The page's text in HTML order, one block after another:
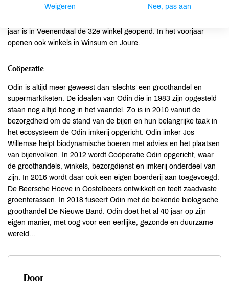
eerste eigen winkels die de tas verkopen. Het aantal winkels van
jaar is in Veenendaal de 32e winkel geopend. In het voorjaar
openen ook winkels in Winsum en Joure.
Coöperatie
Odin is altijd meer geweest dan ‘slechts’ een groothandel en
supermarktketen. De idealen van Odin die in 1983 zijn opgesteld
staan nog altijd hoog in het vaandel. Zo is in 2010 vanuit de
bezorgdheid om de stand van de bijen en hun belangrijke taak in
het ecosysteem de Odin imkerij opgericht. Odin imker Jos
Willemse helpt biodynamische boeren met advies en het plaatsen
van bijenvolken. In 2012 wordt Coöperatie Odin opgericht, waar
de groothandels, winkels, bezorgdienst en imkerij onderdeel van
zijn. In 2016 wordt daar ook een eigen boerderij aan toegevoegd:
De Beersche Hoeve in Oostelbeers ontwikkelt en teelt zaadvaste
groenterassen. In 2018 fuseert Odin met de bekende biologische
groothandel De Nieuwe Band. Odin doet het al 40 jaar op zijn
eigen manier, met oog voor een eerlijke, gezonde en duurzame
wereld...
Door
Weigeren Nee, pas aan